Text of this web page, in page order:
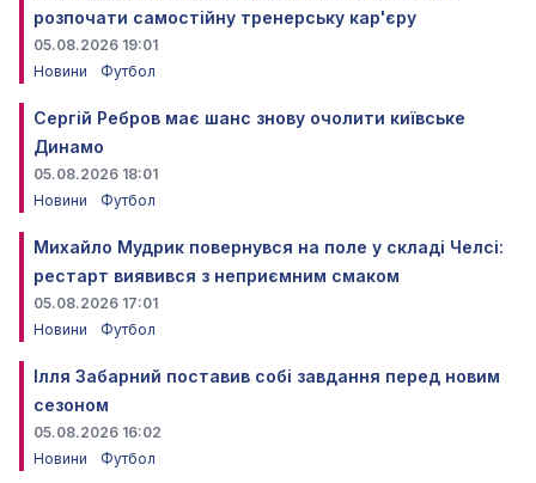
розпочати самостійну тренерську кар'єру
05.08.2026 19:01
Новини
Футбол
Сергій Ребров має шанс знову очолити київське
Динамо
05.08.2026 18:01
Новини
Футбол
Михайло Мудрик повернувся на поле у складі Челсі:
рестарт виявився з неприємним смаком
05.08.2026 17:01
Новини
Футбол
Ілля Забарний поставив собі завдання перед новим
сезоном
05.08.2026 16:02
Новини
Футбол